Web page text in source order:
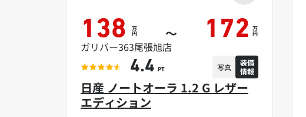
日産 ノートオーラ 1.2 G レザー
エディション
138 万
円 ～ 172 万
円
ガリバー363尾張旭店
4.4 PT 写真
装備
情報